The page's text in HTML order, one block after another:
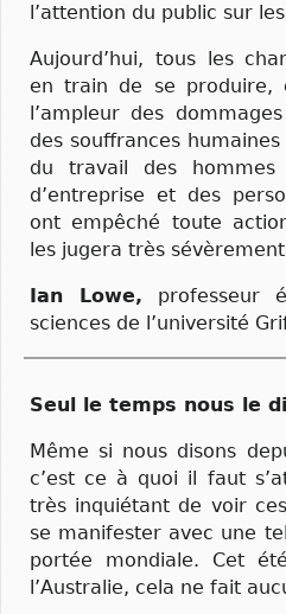
l’attention du public sur
Aujourd’hui, tous les
en train de se produire,
l’ampleur des
des souffrances
du travail des hommes
d’entreprise et des
ont empêché toute
les jugera très
Ian Lowe, professeur
sciences de l’université
Seul le temps nous le
Même si nous disons
c’est ce à quoi il faut
très inquiétant de voir
se manifester avec une
portée mondiale. Cet
l’Australie, cela ne fait